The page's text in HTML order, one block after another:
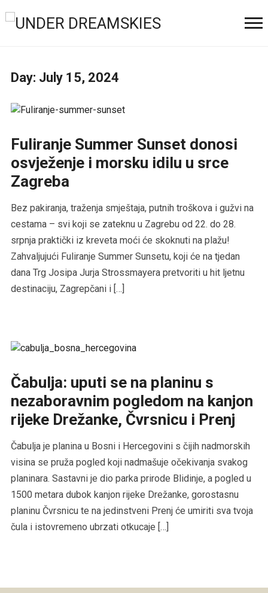
Day: July 15, 2024
Fuliranje Summer Sunset donosi
osvježenje i morsku idilu u srce
Zagreba
Bez pakiranja, traženja smještaja, putnih troškova i gužvi na
cestama – svi koji se zateknu u Zagrebu od 22. do 28.
srpnja praktički iz kreveta moći će skoknuti na plažu!
Zahvaljujući Fuliranje Summer Sunsetu, koji će na tjedan
dana Trg Josipa Jurja Strossmayera pretvoriti u hit ljetnu
destinaciju, Zagrepčani i […]
Čabulja: uputi se na planinu s
nezaboravnim pogledom na kanjon
rijeke Drežanke, Čvrsnicu i Prenj
Čabulja je planina u Bosni i Hercegovini s čijih nadmorskih
visina se pruža pogled koji nadmašuje očekivanja svakog
planinara. Sastavni je dio parka prirode Blidinje, a pogled u
1500 metara dubok kanjon rijeke Drežanke, gorostasnu
planinu Čvrsnicu te na jedinstveni Prenj će umiriti sva tvoja
čula i istovremeno ubrzati otkucaje […]